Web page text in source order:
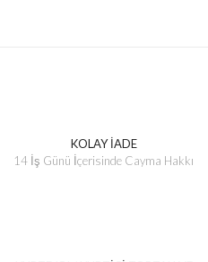
KOLAY İADE
14 İş Günü İçerisinde Cayma Hakkı